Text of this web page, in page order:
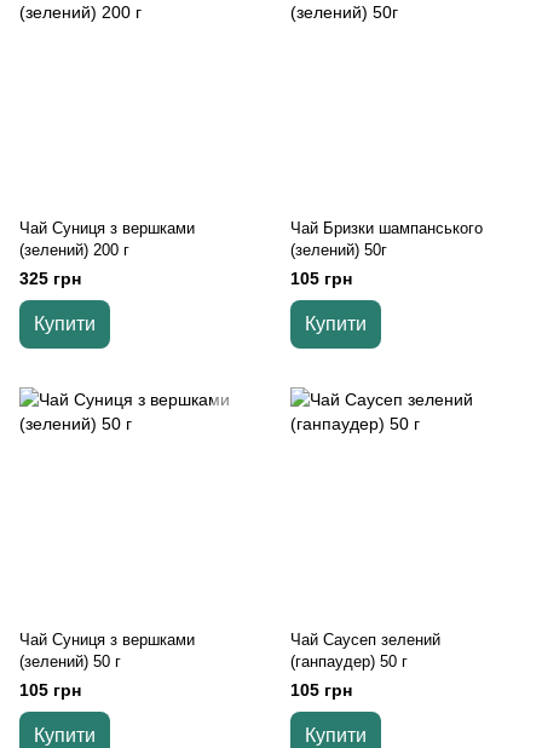
Чай Суниця з вершками
(зелений) 200 г
325 грн
Купити
Чай Бризки шампанського
(зелений) 50г
105 грн
Купити
Чай Суниця з вершками
(зелений) 50 г
105 грн
Купити
Чай Саусеп зелений
(ганпаудер) 50 г
105 грн
Купити